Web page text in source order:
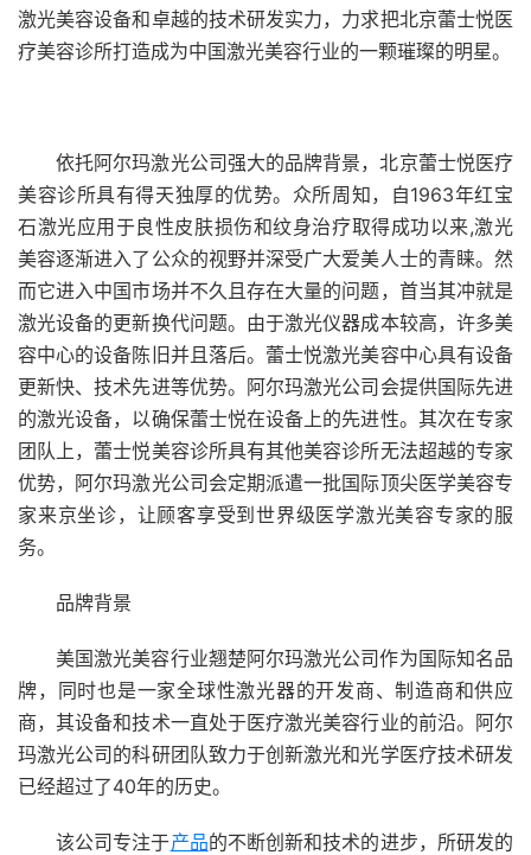
激光美容设备和卓越的技术研发实力，力求把北京蕾士悦医
疗美容诊所打造成为中国激光美容行业的一颗璀璨的明星。
依托阿尔玛激光公司强大的品牌背景，北京蕾士悦医疗
美容诊所具有得天独厚的优势。众所周知，自1963年红宝
石激光应用于良性皮肤损伤和纹身治疗取得成功以来,激光
美容逐渐进入了公众的视野并深受广大爱美人士的青睐。然
而它进入中国市场并不久且存在大量的问题，首当其冲就是
激光设备的更新换代问题。由于激光仪器成本较高，许多美
容中心的设备陈旧并且落后。蕾士悦激光美容中心具有设备
更新快、技术先进等优势。阿尔玛激光公司会提供国际先进
的激光设备，以确保蕾士悦在设备上的先进性。其次在专家
团队上，蕾士悦美容诊所具有其他美容诊所无法超越的专家
优势，阿尔玛激光公司会定期派遣一批国际顶尖医学美容专
家来京坐诊，让顾客享受到世界级医学激光美容专家的服
务。
品牌背景
美国激光美容行业翘楚阿尔玛激光公司作为国际知名品
牌，同时也是一家全球性激光器的开发商、制造商和供应
商，其设备和技术一直处于医疗激光美容行业的前沿。阿尔
玛激光公司的科研团队致力于创新激光和光学医疗技术研发
已经超过了40年的历史。
该公司专注于产品的不断创新和技术的进步，所研发的